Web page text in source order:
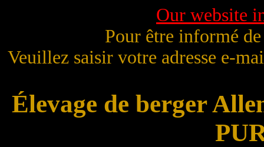
Our website
Pour être informé
Veuillez saisir votre adresse e-
Élevage de berger